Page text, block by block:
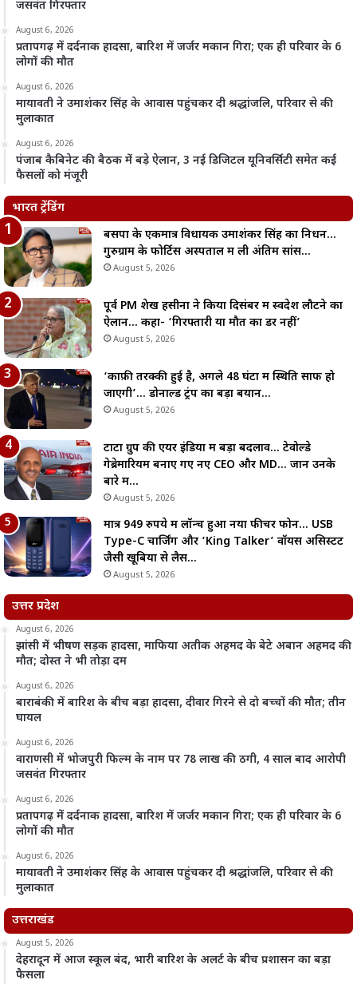
जसवंत गिरफ्तार
August 6, 2026
प्रतापगढ़ में दर्दनाक हादसा, बारिश में जर्जर मकान गिरा; एक ही परिवार के 6
लोगों की मौत
August 6, 2026
मायावती ने उमाशंकर सिंह के आवास पहुंचकर दी श्रद्धांजलि, परिवार से की
मुलाकात
August 6, 2026
पंजाब कैबिनेट की बैठक में बड़े ऐलान, 3 नई डिजिटल यूनिवर्सिटी समेत कई
फैसलों को मंजूरी
भारत ट्रेंडिंग
बसपा के एकमात्र विधायक उमाशंकर सिंह का निधन…
गुरुग्राम के फोर्टिस अस्पताल में ली अंतिम सांस…
August 5, 2026
पूर्व PM शेख हसीना ने किया दिसंबर में स्वदेश लौटने का
ऐलान… कहा- ‘गिरफ्तारी या मौत का डर नहीं’
August 5, 2026
‘काफ़ी तरक्की हुई है, अगले 48 घंटों में स्थिति साफ हो
जाएगी’… डोनाल्ड ट्रंप का बड़ा बयान…
August 5, 2026
टाटा ग्रुप की एयर इंडिया में बड़ा बदलाव… टेवोल्डे
गेब्रेमारियम बनाए गए नए CEO और MD… जानें उनके
बारे में…
August 5, 2026
मात्र 949 रुपये में लॉन्च हुआ नया फीचर फोन… USB
Type-C चार्जिंग और ‘King Talker’ वॉयस असिस्टेंट
जैसी खूबियों से लैस…
August 5, 2026
उत्तर प्रदेश
August 6, 2026
झांसी में भीषण सड़क हादसा, माफिया अतीक अहमद के बेटे अबान अहमद की
मौत; दोस्त ने भी तोड़ा दम
August 6, 2026
बाराबंकी में बारिश के बीच बड़ा हादसा, दीवार गिरने से दो बच्चों की मौत; तीन
घायल
August 6, 2026
वाराणसी में भोजपुरी फिल्म के नाम पर 78 लाख की ठगी, 4 साल बाद आरोपी
जसवंत गिरफ्तार
August 6, 2026
प्रतापगढ़ में दर्दनाक हादसा, बारिश में जर्जर मकान गिरा; एक ही परिवार के 6
लोगों की मौत
August 6, 2026
मायावती ने उमाशंकर सिंह के आवास पहुंचकर दी श्रद्धांजलि, परिवार से की
मुलाकात
उत्तराखंड
August 5, 2026
देहरादून में आज स्कूल बंद, भारी बारिश के अलर्ट के बीच प्रशासन का बड़ा
फैसला